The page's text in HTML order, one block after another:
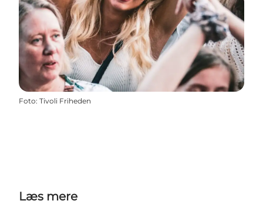
Foto: Tivoli Friheden
Læs mere